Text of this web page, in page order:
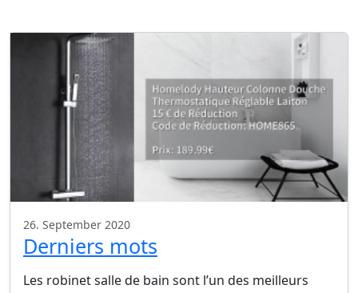
26. September 2020
Derniers mots
Les robinet salle de bain sont l’un des meilleurs